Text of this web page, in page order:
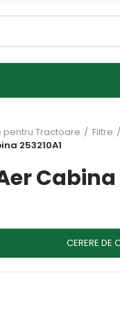
pentru Tractoare Filtre
253210A1
Cabina
CERERE DE